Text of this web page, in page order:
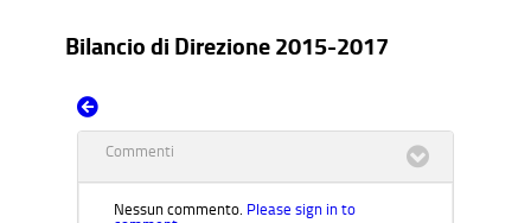
Bilancio di Direzione 2015-2017
Commenti
Nessun commento. Please sign in to